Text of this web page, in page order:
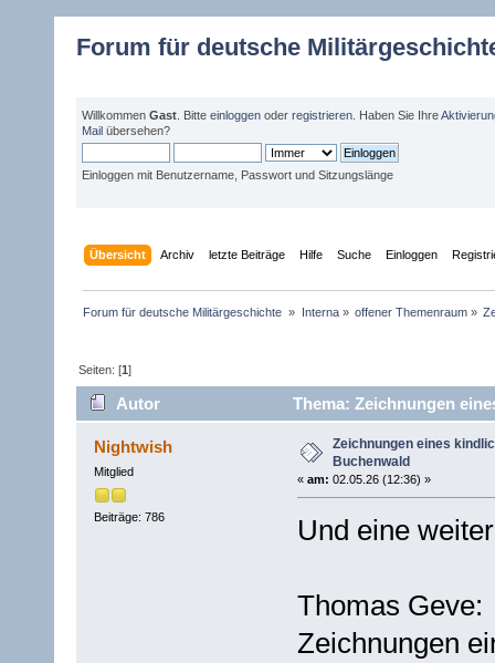
Forum für deutsche
Willkommen Gast . Bitte einloggen oder registrieren . Haben Sie Ihre
Mail übersehen?
Einloggen mit Benutzername, Passwort und Sitzungslänge
Übersicht Archiv letzte Beiträge Hilfe Suche Einloggen
Forum für deutsche Militärgeschichte » Interna» offener Themenraum»
Seiten: [1]
Autor Thema: Zeichnungen
Nightwish
Mitglied
Beiträge: 786
Zeichnungen eines
Buchenwald
« am: 02.05.26 (12:36) »
Und eine
Thomas Geve:
Zeichnungen